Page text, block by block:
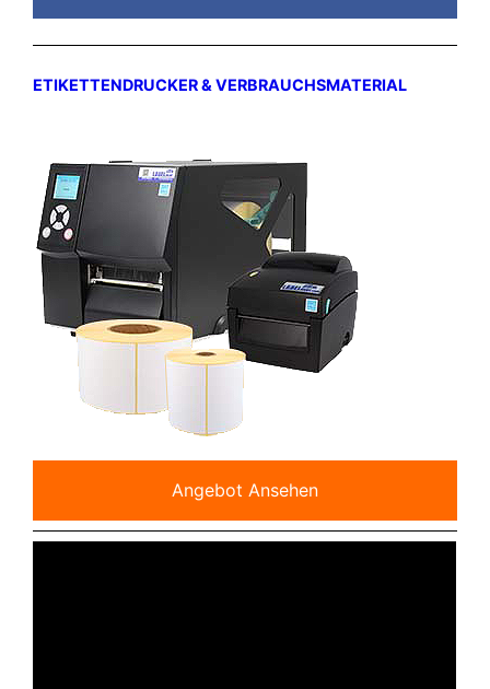
ETIKETTENDRUCKER & VERBRAUCHSMATERIAL
Angebot Ansehen